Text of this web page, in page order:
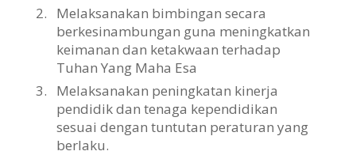
2.
Melaksanakan bimbingan secara
berkesinambungan guna meningkatkan
keimanan dan ketakwaan terhadap
Tuhan Yang Maha Esa
3.
Melaksanakan peningkatan kinerja
pendidik dan tenaga kependidikan
sesuai dengan tuntutan peraturan yang
berlaku.